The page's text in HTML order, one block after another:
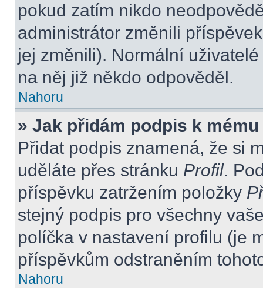
pokud zatím nikdo
administrátor změnili
jej změnili). Normální
na něj již někdo odpověděl.
Nahoru
» Jak přidám podpis k
Přidat podpis znamená, že si
uděláte přes stránku Profil.
příspěvku zatržením položky
stejný podpis pro všechny
políčka v nastavení profilu (je
příspěvkům odstraněním
Nahoru